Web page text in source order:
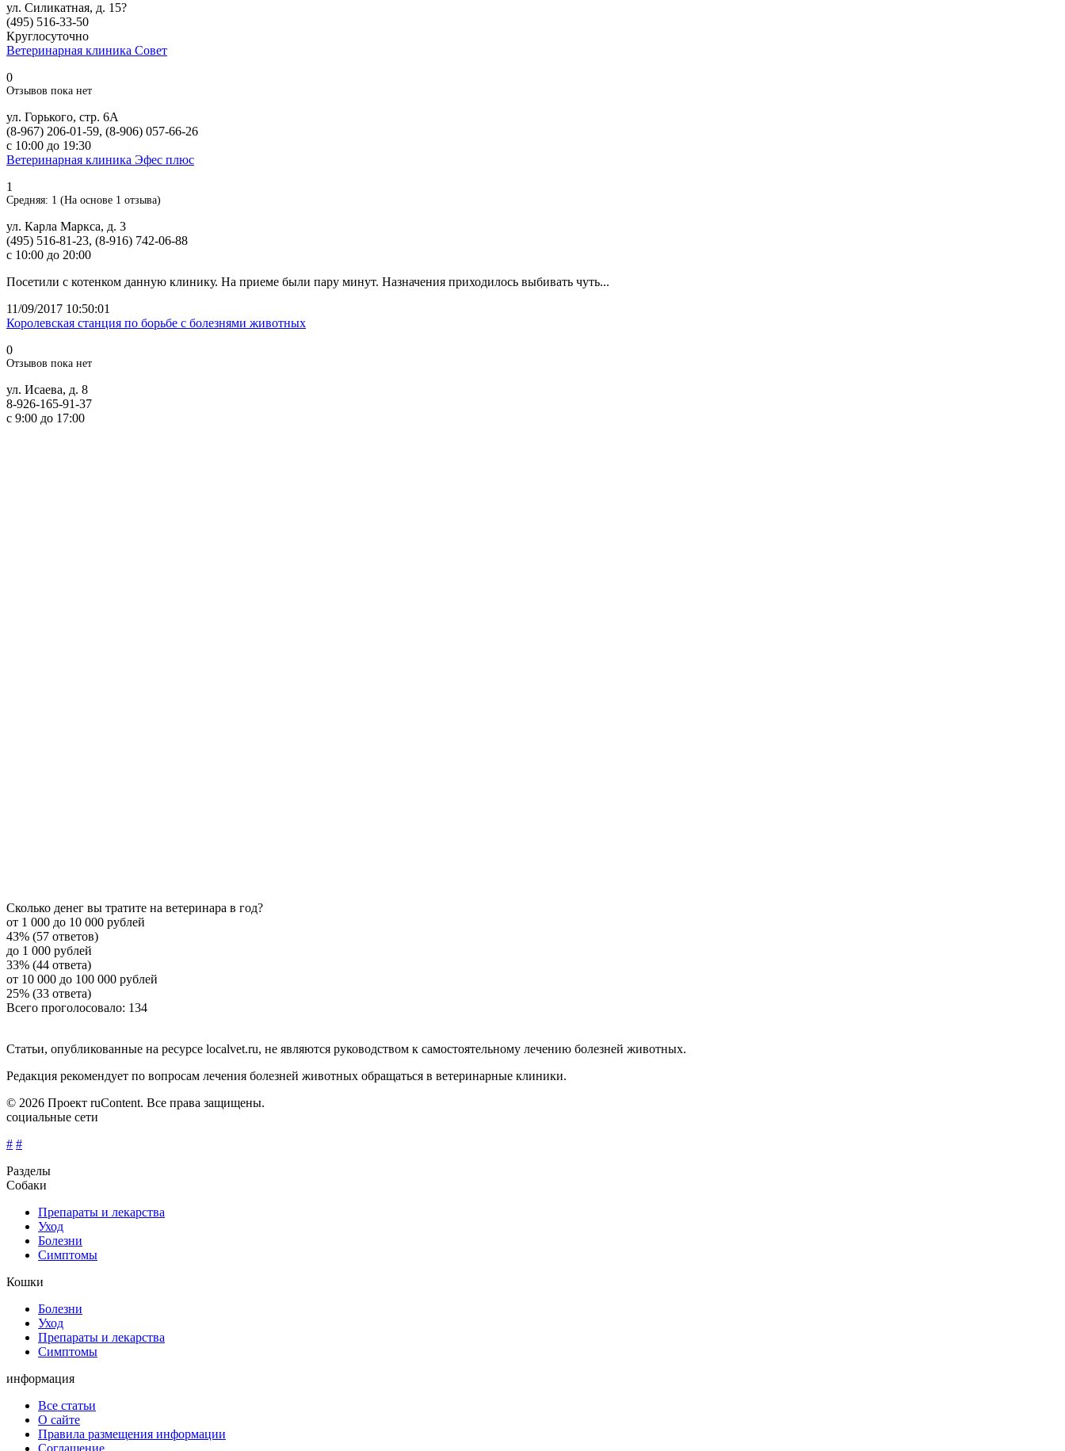
ул. Силикатная, д. 15?
(495) 516-33-50
Круглосуточно
Ветеринарная клиника Совет
0
Отзывов пока нет
ул. Горького, стр. 6А
(8-967) 206-01-59, (8-906) 057-66-26
с 10:00 до 19:30
Ветеринарная клиника Эфес плюс
1
Средняя: 1 (На основе 1 отзыва)
ул. Карла Маркса, д. 3
(495) 516-81-23, (8-916) 742-06-88
с 10:00 до 20:00
Посетили с котенком данную клинику. На приеме были пару минут. Назначения приходилось выбивать чуть...
11/09/2017 10:50:01
Королевская станция по борьбе с болезнями животных
0
Отзывов пока нет
ул. Исаева, д. 8
8-926-165-91-37
с 9:00 до 17:00
Сколько денег вы тратите на ветеринара в год?
от 1 000 до 10 000 рублей
43% (57 ответов)
до 1 000 рублей
33% (44 ответа)
от 10 000 до 100 000 рублей
25% (33 ответа)
Всего проголосовало: 134
Статьи, опубликованные на ресурсе localvet.ru, не являются руководством к самостоятельному лечению болезней животных.
Редакция рекомендует по вопросам лечения болезней животных обращаться в ветеринарные клиники.
© 2026 Проект ruContent. Все права защищены.
социальные сети
# #
Разделы
Собаки
Препараты и лекарства
Уход
Болезни
Симптомы
Кошки
Болезни
Уход
Препараты и лекарства
Симптомы
информация
Все статьи
О сайте
Правила размещения информации